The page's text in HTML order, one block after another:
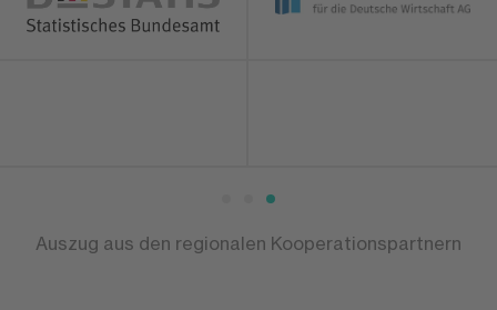
Auszug aus den regionalen Kooperationspartnern